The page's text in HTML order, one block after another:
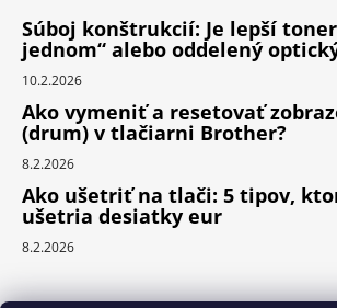
Súboj konštrukcií: Je lepší
jednom“ alebo oddelený
10.2.2026
Ako vymeniť a resetovať
(drum) v tlačiarni Brother?
8.2.2026
Ako ušetriť na tlači: 5 tipov,
ušetria desiatky eur
8.2.2026